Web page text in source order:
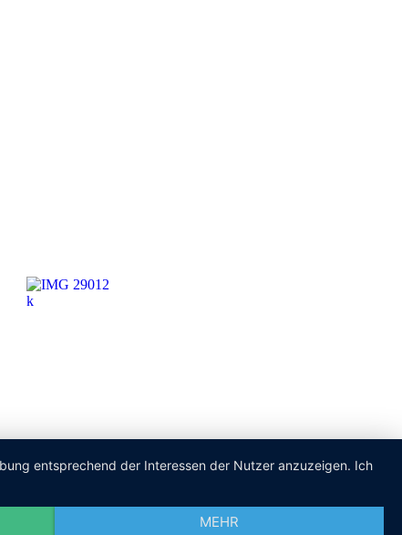
entsprechend der Interessen der Nutzer anzuzeigen. Ich
MEHR